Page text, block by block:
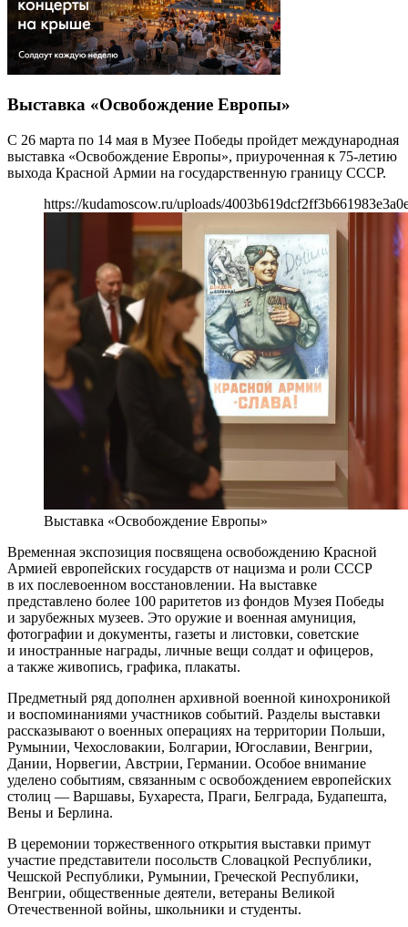
Выставка «Освобождение Европы»
С 26 марта по 14 мая в Музее Победы пройдет международная
выставка «Освобождение Европы», приуроченная к 75-летию
выхода Красной Армии на государственную границу СССР.
https://kudamoscow.ru/uploads/
Выставка «Освобождение Европы»
Временная экспозиция посвящена освобождению Красной
Армией европейских государств от нацизма и роли СССР
в их послевоенном восстановлении. На выставке
представлено более 100 раритетов из фондов Музея Победы
и зарубежных музеев. Это оружие и военная амуниция,
фотографии и документы, газеты и листовки, советские
и иностранные награды, личные вещи солдат и офицеров,
а также живопись, графика, плакаты.
Предметный ряд дополнен архивной военной кинохроникой
и воспоминаниями участников событий. Разделы выставки
рассказывают о военных операциях на территории Польши,
Румынии, Чехословакии, Болгарии, Югославии, Венгрии,
Дании, Норвегии, Австрии, Германии. Особое внимание
уделено событиям, связанным с освобождением европейских
столиц — Варшавы, Бухареста, Праги, Белграда, Будапешта,
Вены и Берлина.
В церемонии торжественного открытия выставки примут
участие представители посольств Словацкой Республики,
Чешской Республики, Румынии, Греческой Республики,
Венгрии, общественные деятели, ветераны Великой
Отечественной войны, школьники и студенты.